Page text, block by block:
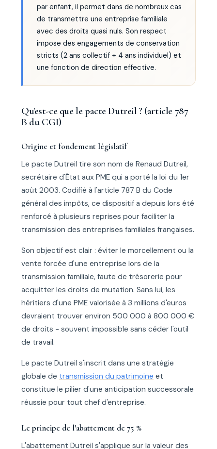
par enfant, il permet dans de nombreux cas
de transmettre une entreprise familiale
avec des droits quasi nuls. Son respect
impose des engagements de conservation
stricts (2 ans collectif + 4 ans individuel) et
une fonction de direction effective.
Qu'est-ce que le pacte Dutreil ? (article 787
B du CGI)
Origine et fondement législatif
Le pacte Dutreil tire son nom de Renaud Dutreil,
secrétaire d'État aux PME qui a porté la loi du 1er
août 2003. Codifié à l'article 787 B du Code
général des impôts, ce dispositif a depuis lors été
renforcé à plusieurs reprises pour faciliter la
transmission des entreprises familiales françaises.
Son objectif est clair : éviter le morcellement ou la
vente forcée d'une entreprise lors de la
transmission familiale, faute de trésorerie pour
acquitter les droits de mutation. Sans lui, les
héritiers d'une PME valorisée à 3 millions d'euros
devraient trouver environ 500 000 à 800 000 €
de droits - souvent impossible sans céder l'outil
de travail.
Le pacte Dutreil s'inscrit dans une stratégie
globale de transmission du patrimoine et
constitue le pilier d'une anticipation successorale
réussie pour tout chef d'entreprise.
Le principe de l'abattement de 75 %
L'abattement Dutreil s'applique sur la valeur des